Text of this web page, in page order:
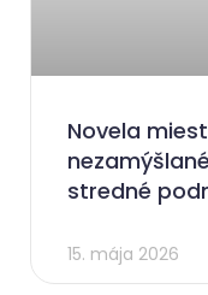
Novela
stredné
15. mája 2026